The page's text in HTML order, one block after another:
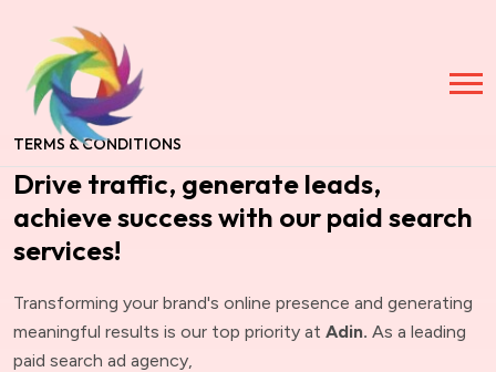
TERMS & CONDITIONS
Drive traffic, generate leads,
achieve success with our paid search
services!
Transforming your brand's online presence and generating
meaningful results is our top priority at Adin. As a leading
paid search ad agency,